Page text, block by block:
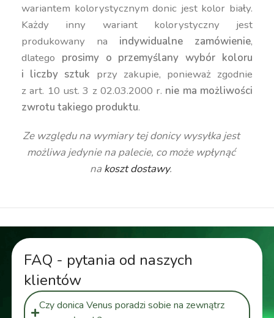
wariantem kolorystycznym donic jest kolor biały.
Każdy inny wariant kolorystyczny jest
produkowany na indywidualne zamówienie,
dlatego prosimy o przemyślany wybór koloru
i liczby sztuk przy zakupie, ponieważ zgodnie
z art. 10 ust. 3 z 02.03.2000 r. nie ma możliwości
zwrotu takiego produktu.
Ze względu na wymiary tej donicy wysyłka jest
możliwa jedynie na palecie, co może wpłynąć
na koszt dostawy.
FAQ - pytania od naszych
klientów
Czy donica Venus poradzi sobie na zewnątrz